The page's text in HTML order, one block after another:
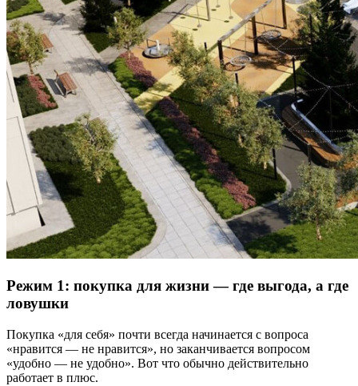
Режим 1: покупка для жизни — где выгода, а где
ловушки
Покупка «для себя» почти всегда начинается с вопроса
«нравится — не нравится», но заканчивается вопросом
«удобно — не удобно». Вот что обычно действительно
работает в плюс.